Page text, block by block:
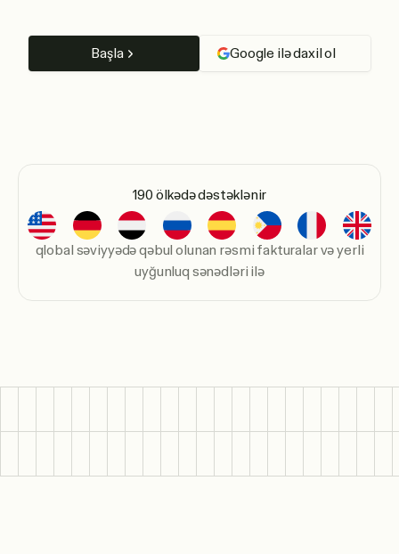
Başla Google ilə daxil ol
190 ölkədə dəstəklənir
qlobal səviyyədə qəbul olunan rəsmi fakturalar və yerli
uyğunluq sənədləri ilə